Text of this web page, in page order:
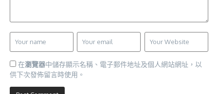
在瀏覽器中儲存顯示名稱、電子郵件地址及個人網站網址，以
供下次發佈留言時使用。